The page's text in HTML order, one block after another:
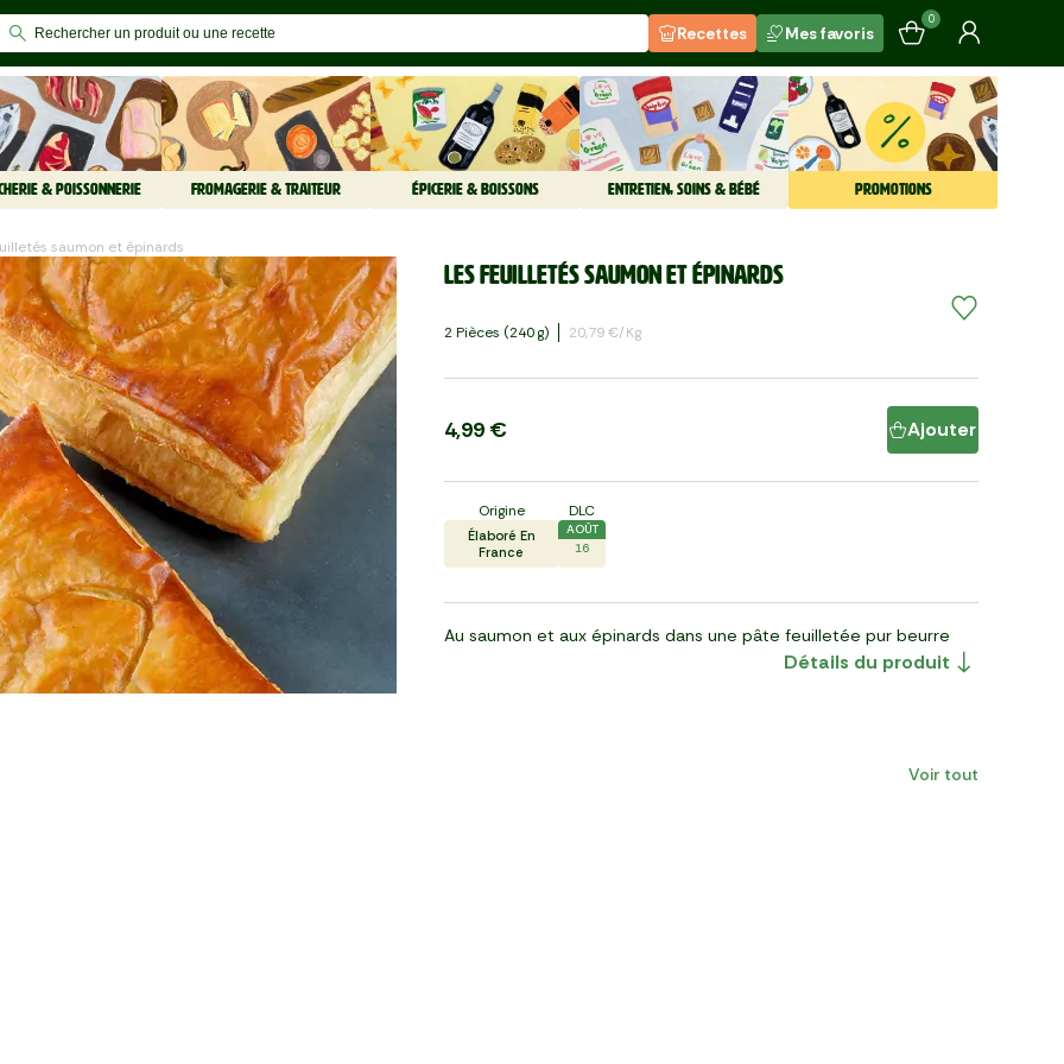
Recettes Mes favoris
0
& POISSONNERIE FROMAGERIE & TRAITEUR ÉPICERIE & BOISSONS ENTRETIEN, SOINS & BÉBÉ PROMOTIONS
saumon et épinards
Les Feuilletés saumon et épinards
2 Pièces (240 G) 20,79 €/kg
4,99 € Ajouter
Origine
Élaboré En
France
DLC
AOÛT
16
Au saumon et aux épinards dans une pâte feuilletée pur beurre
Détails du produit
Voir tout